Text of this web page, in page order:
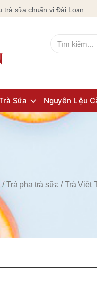
trà sữa chuẩn vị Đài Loan
Sữa Nguyên Liệu
/Trà pha trà sữa /Trà Việt